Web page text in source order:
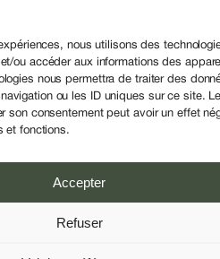
nous utilisons des
ou accéder aux informations des
nous permettra de traiter des
ou les ID uniques sur ce site.
son consentement peut avoir un effet
et fonctions.
Accepter
Refuser
Financiers (CIF)
contrôle de l’ACPR, 4 Place de
Paris.
légales|Politique de